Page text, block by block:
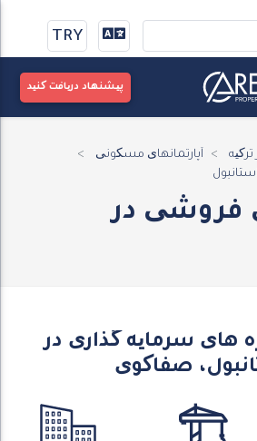
TRY
پیشنهاد دریافت کنید
آپارتمانهای مسکونی
فروشی در
های سرمایه گذاری در
صفاکوی